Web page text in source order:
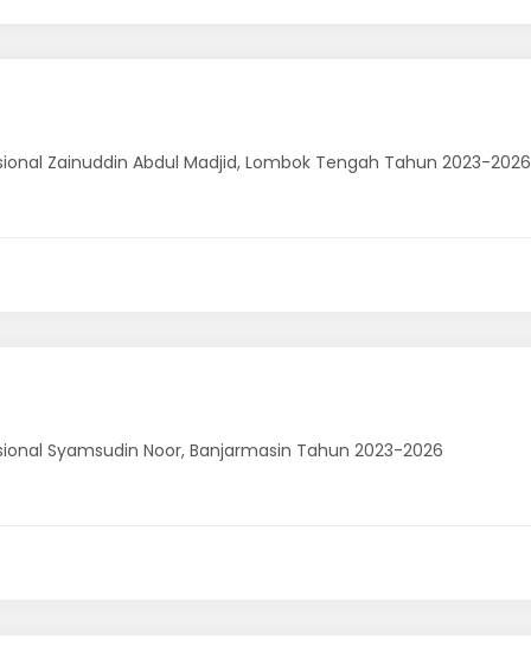
Zainuddin Abdul Madjid, Lombok Tengah Tahun 2023-2026
Syamsudin Noor, Banjarmasin Tahun 2023-2026